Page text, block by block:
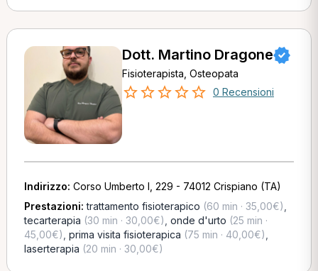
Dott. Martino Dragone
Fisioterapista, Osteopata
0 Recensioni
Indirizzo: Corso Umberto I, 229 - 74012 Crispiano (TA)
Prestazioni:trattamento fisioterapico (60 min · 35,00€)
tecarterapia (30 min · 30,00€) onde d'urto (25 min ·
45,00€) prima visita fisioterapica (75 min · 40,00€)
laserterapia (20 min · 30,00€)